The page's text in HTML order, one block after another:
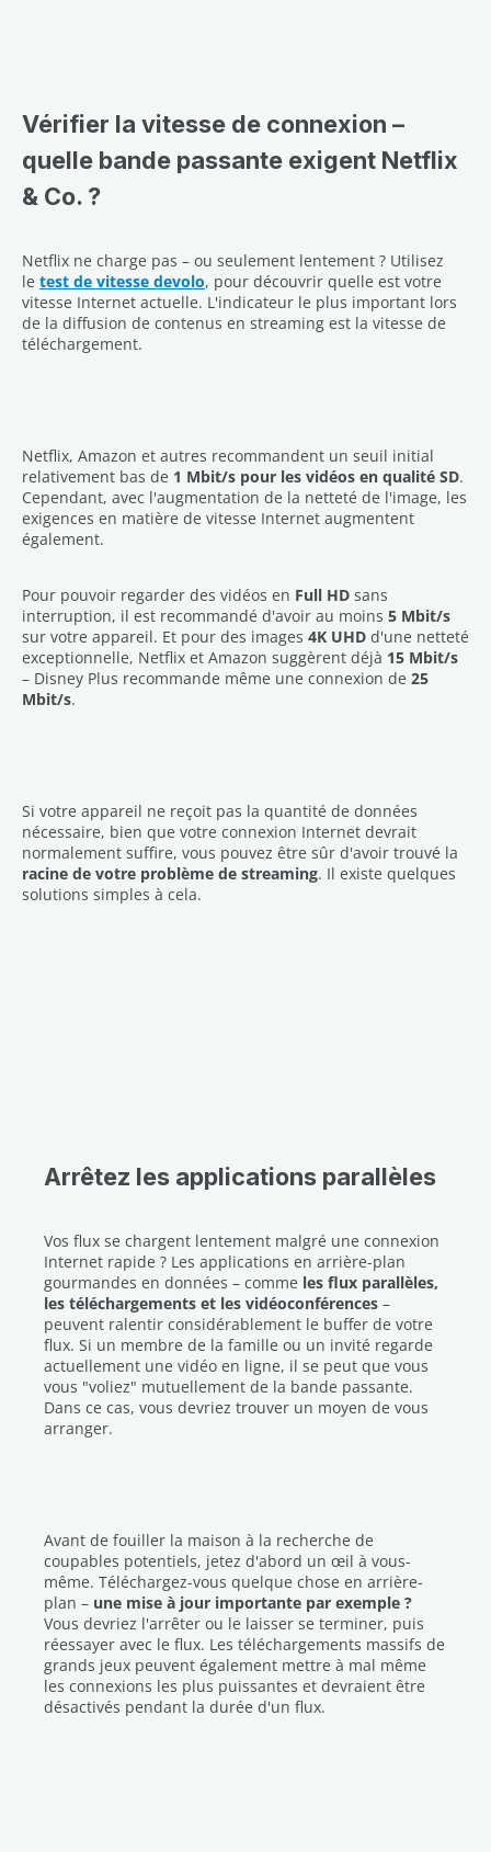
Vérifier la vitesse de connexion –
quelle bande passante exigent Netflix
& Co. ?
Netflix ne charge pas – ou seulement lentement ? Utilisez
le test de vitesse devolo, pour découvrir quelle est votre
vitesse Internet actuelle. L'indicateur le plus important lors
de la diffusion de contenus en streaming est la vitesse de
téléchargement.
Netflix, Amazon et autres recommandent un seuil initial
relativement bas de 1 Mbit/s pour les vidéos en qualité SD.
Cependant, avec l'augmentation de la netteté de l'image, les
exigences en matière de vitesse Internet augmentent
également.
Pour pouvoir regarder des vidéos en Full HD sans
interruption, il est recommandé d'avoir au moins 5 Mbit/s
sur votre appareil. Et pour des images 4K UHD d'une netteté
exceptionnelle, Netflix et Amazon suggèrent déjà 15 Mbit/s
– Disney Plus recommande même une connexion de 25
Mbit/s.
Si votre appareil ne reçoit pas la quantité de données
nécessaire, bien que votre connexion Internet devrait
normalement suffire, vous pouvez être sûr d'avoir trouvé la
racine de votre problème de streaming. Il existe quelques
solutions simples à cela.
Arrêtez les applications parallèles
Vos flux se chargent lentement malgré une connexion
Internet rapide ? Les applications en arrière-plan
gourmandes en données – comme les flux parallèles,
les téléchargements et les vidéoconférences –
peuvent ralentir considérablement le buffer de votre
flux. Si un membre de la famille ou un invité regarde
actuellement une vidéo en ligne, il se peut que vous
vous "voliez" mutuellement de la bande passante.
Dans ce cas, vous devriez trouver un moyen de vous
arranger.
Avant de fouiller la maison à la recherche de
coupables potentiels, jetez d'abord un œil à vous-
même. Téléchargez-vous quelque chose en arrière-
plan – une mise à jour importante par exemple ?
Vous devriez l'arrêter ou le laisser se terminer, puis
réessayer avec le flux. Les téléchargements massifs de
grands jeux peuvent également mettre à mal même
les connexions les plus puissantes et devraient être
désactivés pendant la durée d'un flux.